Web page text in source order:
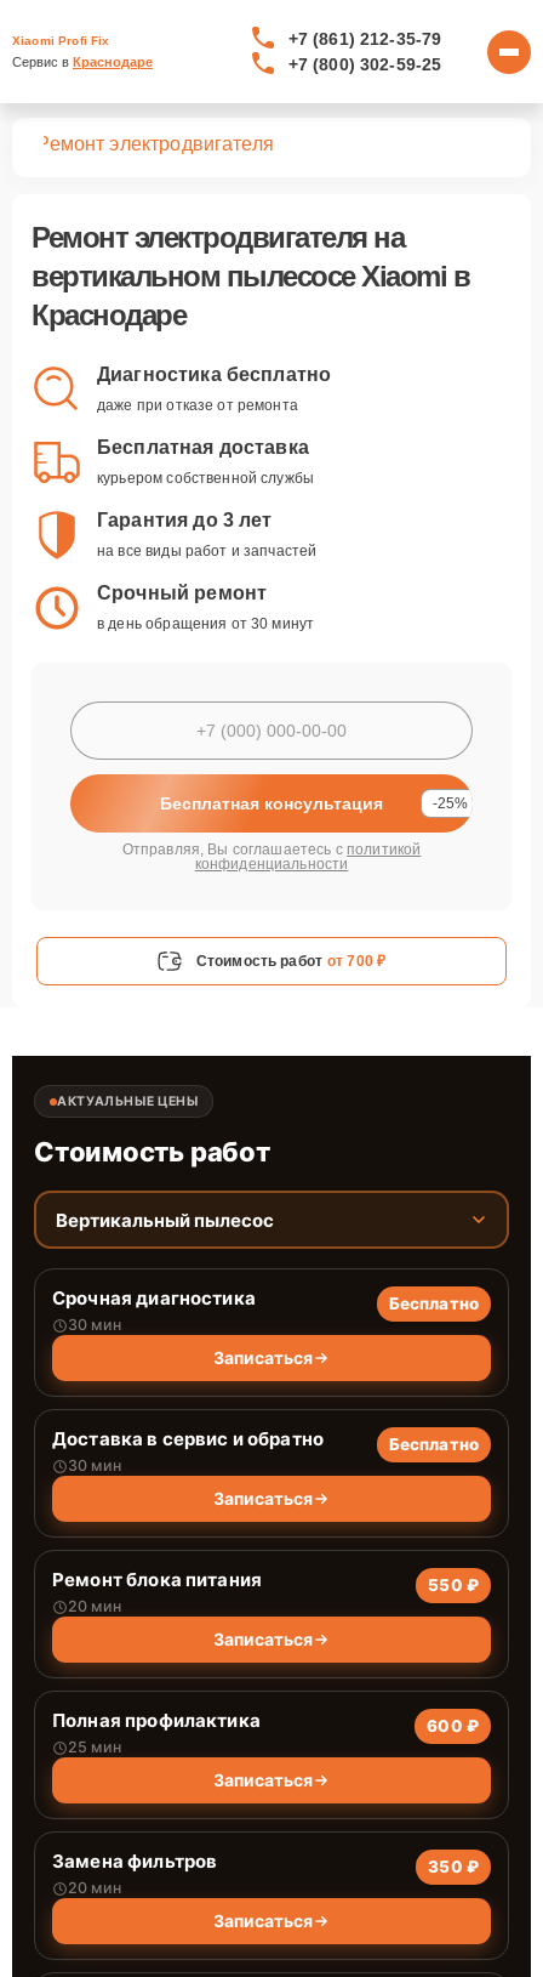
Xiaomi Profi Fix
Сервис в Краснодаре
+7 (861) 212-35-79
+7 (800) 302-59-25
Ремонт электродвигателя
Ремонт электродвигателяна
вертикальном пылесосе Xiaomi в
Краснодаре
Диагностика бесплатно
даже при отказе от ремонта
Бесплатная доставка
курьером собственной службы
Гарантия до 3 лет
на все виды работ и запчастей
Срочный ремонт
в день обращения от 30 минут
Бесплатная консультация -25%
Отправляя, Вы соглашаетесь с политикой
конфиденциальности
Стоимость работ от 700 ₽
АКТУАЛЬНЫЕ ЦЕНЫ
Стоимость работ
Вертикальный пылесос
Срочная диагностика
30 мин
Бесплатно
Записаться
Доставка в сервис и обратно
30 мин
Бесплатно
Записаться
Ремонт блока питания
20 мин
550 ₽
Записаться
Полная профилактика
25 мин
600 ₽
Записаться
Замена фильтров
20 мин
350 ₽
Записаться